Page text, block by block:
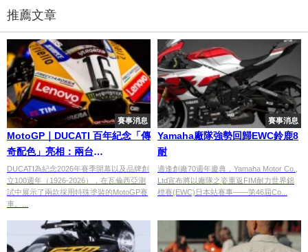
推薦文章
賽事消息
MotoGP｜DUCATI 百年紀念「傳
奇配色」亮相：兩台
Desmosedici GP 啟動 2026 賽
季
DUCATI為紀念2026年賽季開幕以及品牌創
立100週年（1926-2026），在瓦倫西亞測
試中展示了兩款採用特殊塗裝的MotoGP賽
車。...
賽事消息
Yamaha廠隊強勢回歸EWC鈴鹿8
耐
適逢創廠70週年慶典，Yamaha Motor Co.,
Ltd宣布將以廠隊之姿重返FIM耐力世界錦
標賽(EWC)日本站賽事——第46屆Co...